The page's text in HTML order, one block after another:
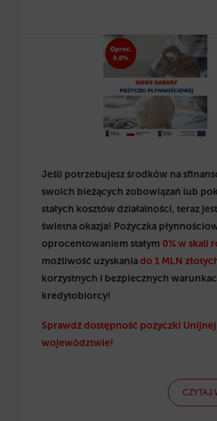
Jeśli potrzebujesz środków na
swoich bieżących zobowiązań lub
stałych kosztów działalności, teraz
świetna okazja! Pożyczka
oprocentowaniem stałym 0% w skali
możliwość uzyskaniado 1 MLN
korzystnych i bezpiecznych
kredytobiorcy!
Sprawdź dostępność pożyczki
województwie!
CZYTAJ